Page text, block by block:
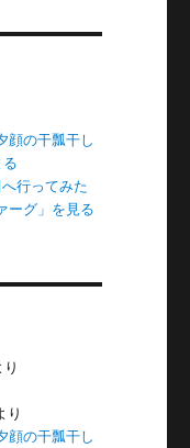
の干瓢干し
行ってみた
ーグ」を見る
り
り
の干瓢干し